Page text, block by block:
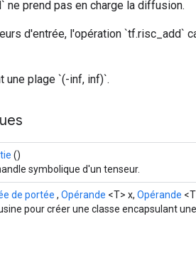
ne prend pas en charge la diffusion.
d'entrée, l'opération `tf.risc_add`
une plage `(-inf, inf)`.
()
symbolique d'un tenseur.
de portée , Opérande <T> x, Opérande
pour créer une classe encapsulant